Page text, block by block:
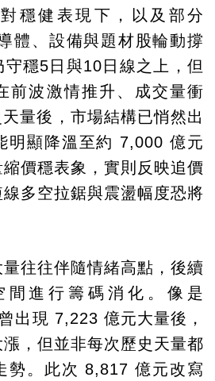
穩健表現下，以及部分
體、設備與題材股輪動撐
穩5日與10日線之上，但
前波激情推升、成交量衝
量後，市場結構已悄然出
明顯降溫至約 7,000 億元
縮價穩表象，實則反映追價
多空拉鋸與震盪幅度恐將
往往伴隨情緒高點，後續
間進行籌碼消化。像是
出現 7,223 億元大量後，
，但並非每次歷史天量都
勢。此次 8,817 億元改寫